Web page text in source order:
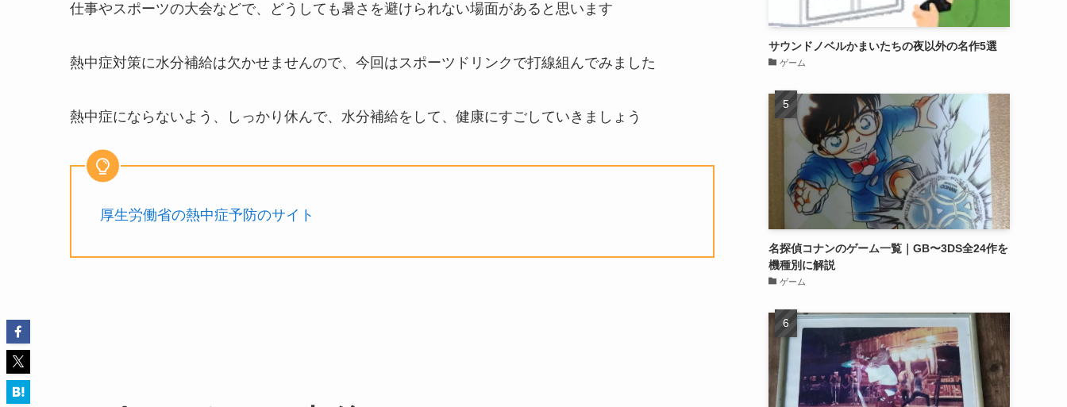
仕事やスポーツの大会などで、どうしても暑さを避けられない場面があると思います
熱中症対策に水分補給は欠かせませんので、今回はスポーツドリンクで打線組んでみました
熱中症にならないよう、しっかり休んで、水分補給をして、健康にすごしていきましょう
厚生労働省の熱中症予防のサイト
サウンドノベルかまいたちの夜以外の名作5選
ゲーム
名探偵コナンのゲーム一覧｜GB〜3DS全24作を
機種別に解説
ゲーム